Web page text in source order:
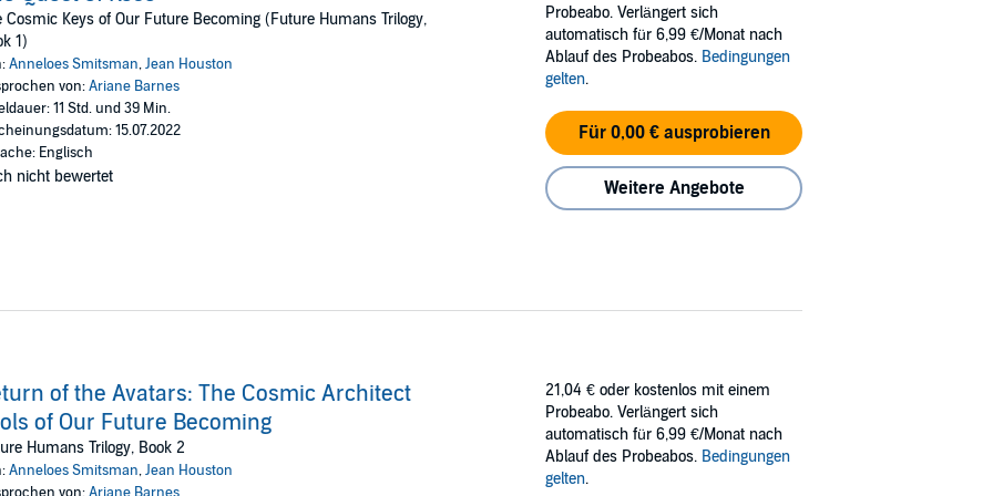
meant to be."
the accompanying PDF will be available in your Audible Library along with the audio.
Anneloes Smitsman and Jean Houston
Cosmic Keys of Our Future Becoming (Future Humans Trilogy,
1)
Anneloes Smitsman,Jean Houston
von:Ariane Barnes
11 Std. und 39 Min.
15.07.2022
Englisch
nicht bewertet
Probeabo. Verlängert sich
automatisch für 6,99 €/Monat nach
Ablauf des Probeabos. Bedingungen
gelten.
Für 0,00 € ausprobieren
Weitere Angebote
of the Avatars: The Cosmic Architect
of Our Future Becoming
Humans Trilogy, Book 2
Anneloes Smitsman,Jean Houston
21,04 € oder kostenlos mit einem
Probeabo. Verlängert sich
automatisch für 6,99 €/Monat nach
Ablauf des Probeabos. Bedingungen
gelten.